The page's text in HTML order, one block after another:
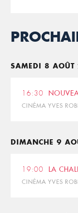
SAMEDI 8
16:30
CINÉMA YVES
DIMANCHE 9
19:00 LA
CINÉMA YVES